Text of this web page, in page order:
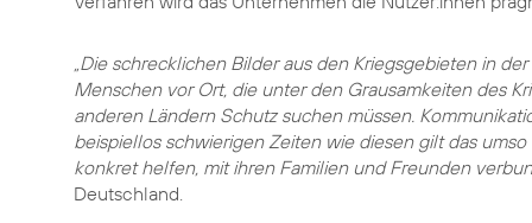
„Die schrecklichen Bilder aus den Kriegsgebieten in
Menschen vor Ort, die unter den Grausamkeiten des
anderen Ländern Schutz suchen müssen.
beispiellos schwierigen Zeiten wie diesen gilt das
konkret helfen, mit ihren Familien und Freunden
Deutschland.